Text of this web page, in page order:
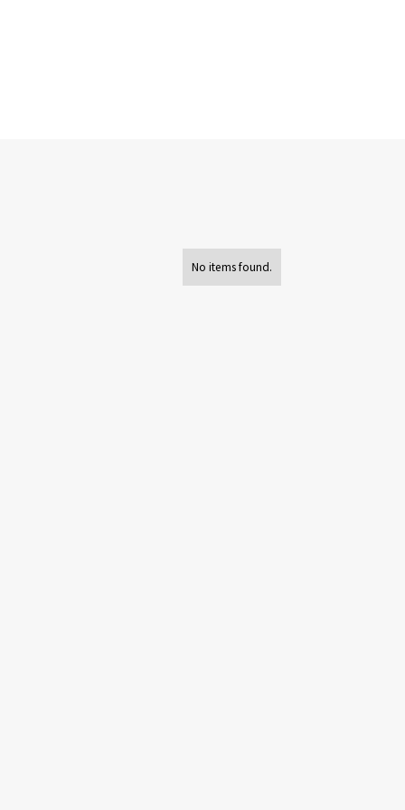
No items found.